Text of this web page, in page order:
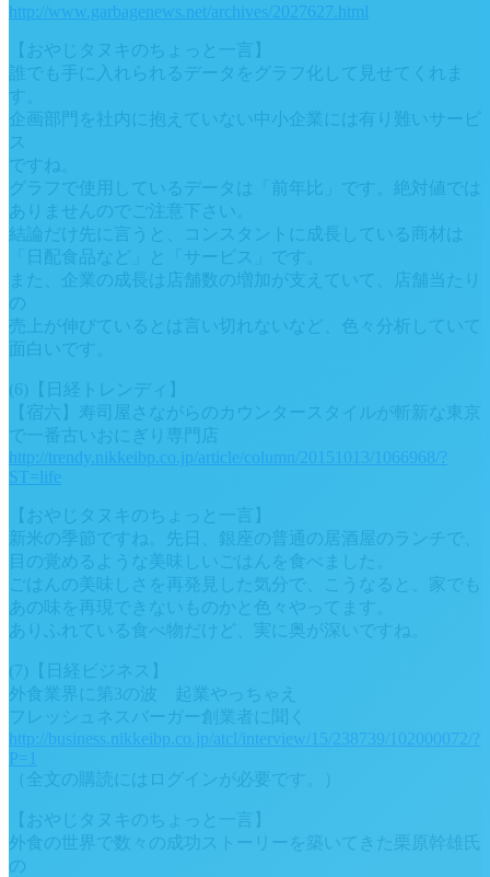
http://www.garbagenews.net/archives/2027627.html
【おやじタヌキのちょっと一言】
誰でも手に入れられるデータをグラフ化して見せてくれま
す。
企画部門を社内に抱えていない中小企業には有り難いサービ
ス
ですね。
グラフで使用しているデータは「前年比」です。絶対値では
ありませんのでご注意下さい。
結論だけ先に言うと、コンスタントに成長している商材は
「日配食品など」と「サービス」です。
また、企業の成長は店舗数の増加が支えていて、店舗当たり
の
売上が伸びているとは言い切れないなど、色々分析していて
面白いです。
(6)【日経トレンディ】
【宿六】寿司屋さながらのカウンタースタイルが斬新な東京
で一番古いおにぎり専門店
http://trendy.nikkeibp.co.jp/article/column/20151013/1066968/?
ST=life
【おやじタヌキのちょっと一言】
新米の季節ですね。先日、銀座の普通の居酒屋のランチで、
目の覚めるような美味しいごはんを食べました。
ごはんの美味しさを再発見した気分で、こうなると、家でも
あの味を再現できないものかと色々やってます。
ありふれている食べ物だけど、実に奥が深いですね。
(7)【日経ビジネス】
外食業界に第3の波 起業やっちゃえ
フレッシュネスバーガー創業者に聞く
http://business.nikkeibp.co.jp/atcl/interview/15/238739/102000072/?
P=1
（全文の購読にはログインが必要です。）
【おやじタヌキのちょっと一言】
外食の世界で数々の成功ストーリーを築いてきた栗原幹雄氏
の